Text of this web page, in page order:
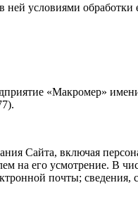
условиями
«Макромер»
Сайта, включая
на его усмотрение. В
почты;